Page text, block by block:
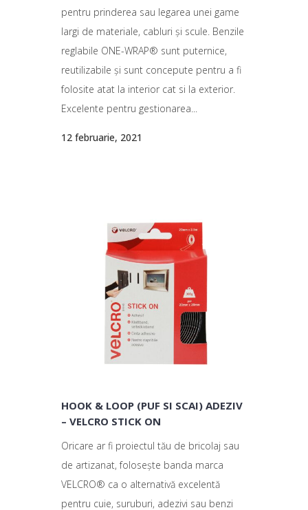
pentru prinderea sau legarea unei game
largi de materiale, cabluri și scule. Benzile
reglabile ONE-WRAP® sunt puternice,
reutilizabile și sunt concepute pentru a fi
folosite atat la interior cat si la exterior.
Excelente pentru gestionarea...
12 februarie, 2021
HOOK & LOOP (PUF SI SCAI) ADEZIV
– VELCRO STICK ON
Oricare ar fi proiectul tău de bricolaj sau
de artizanat, folosește banda marca
VELCRO® ca o alternativă excelentă
pentru cuie, suruburi, adezivi sau benzi